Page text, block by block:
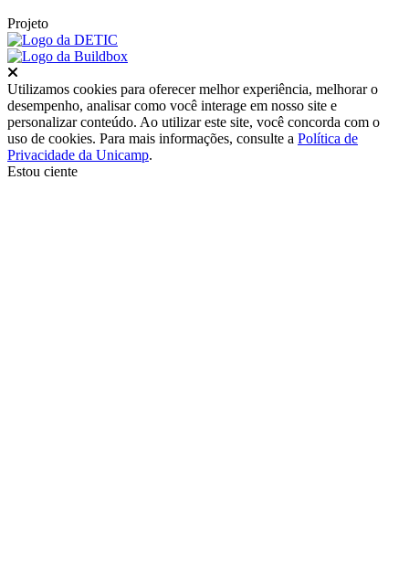
Projeto
Utilizamos cookies para oferecer melhor experiência, melhorar o
desempenho, analisar como você interage em nosso site e
personalizar conteúdo. Ao utilizar este site, você concorda com o
uso de cookies. Para mais informações, consulte a Política de
Privacidade da Unicamp.
Estou ciente